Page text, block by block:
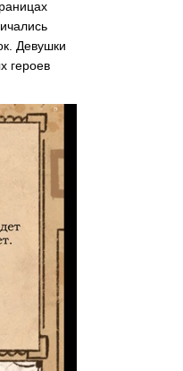
Девушки
героев